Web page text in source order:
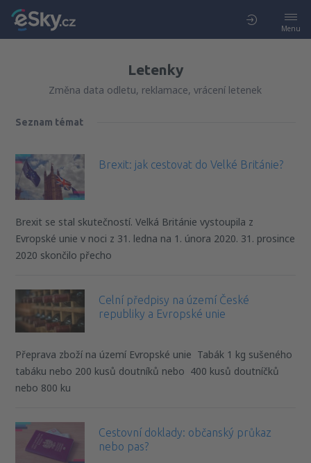
Menu
Letenky
Změna data odletu, reklamace, vrácení letenek
Seznam témat
Brexit: jak cestovat do Velké Británie?
Brexit se stal skutečností. Velká Británie vystoupila z
Evropské unie v noci z 31. ledna na 1. února 2020. 31. prosince
2020 skončilo přecho
Celní předpisy na území České
republiky a Evropské unie
Přeprava zboží na území Evropské unie Tabák 1 kg sušeného
tabáku nebo 200 kusů doutníků nebo 400 kusů doutníčků
nebo 800 ku
Cestovní doklady: občanský průkaz
nebo pas?